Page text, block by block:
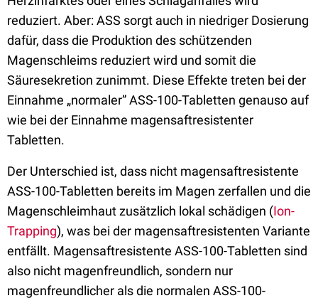
reduziert. Aber: ASS sorgt auch in niedriger Dosierung
dafür, dass die Produktion des schützenden
Magenschleims reduziert wird und somit die
Säuresekretion zunimmt. Diese Effekte treten bei der
Einnahme „normaler” ASS-100-Tabletten genauso auf
wie bei der Einnahme magensaftresistenter
Tabletten.
Der Unterschied ist, dass nicht magensaftresistente
ASS-100-Tabletten bereits im Magen zerfallen und die
Magenschleimhaut zusätzlich lokal schädigen (Ion-
Trapping), was bei der magensaftresistenten Variante
entfällt. Magensaftresistente ASS-100-Tabletten sind
also nicht magenfreundlich, sondern nur
magenfreundlicher als die normalen ASS-100-